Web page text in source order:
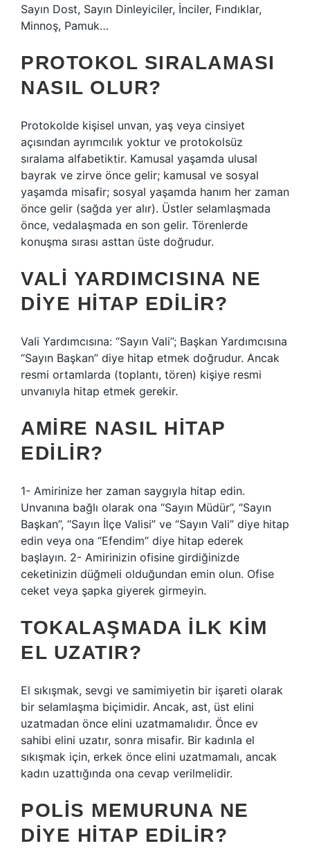
Sayın Dost, Sayın Dinleyiciler, İnciler, Fındıklar,
Minnoş, Pamuk…
PROTOKOL SIRALAMASI
NASIL OLUR?
Protokolde kişisel unvan, yaş veya cinsiyet
açısından ayrımcılık yoktur ve protokolsüz
sıralama alfabetiktir. Kamusal yaşamda ulusal
bayrak ve zirve önce gelir; kamusal ve sosyal
yaşamda misafir; sosyal yaşamda hanım her zaman
önce gelir (sağda yer alır). Üstler selamlaşmada
önce, vedalaşmada en son gelir. Törenlerde
konuşma sırası asttan üste doğrudur.
VALI YARDIMCISINA NE
DIYE HITAP EDILIR?
Vali Yardımcısına: “Sayın Vali”; Başkan Yardımcısına
“Sayın Başkan” diye hitap etmek doğrudur. Ancak
resmi ortamlarda (toplantı, tören) kişiye resmi
unvanıyla hitap etmek gerekir.
AMIRE NASIL HITAP
EDILIR?
1- Amirinize her zaman saygıyla hitap edin.
Unvanına bağlı olarak ona “Sayın Müdür”, “Sayın
Başkan”, “Sayın İlçe Valisi” ve “Sayın Vali” diye hitap
edin veya ona “Efendim” diye hitap ederek
başlayın. 2- Amirinizin ofisine girdiğinizde
ceketinizin düğmeli olduğundan emin olun. Ofise
ceket veya şapka giyerek girmeyin.
TOKALAŞMADA ILK KIM
EL UZATIR?
El sıkışmak, sevgi ve samimiyetin bir işareti olarak
bir selamlaşma biçimidir. Ancak, ast, üst elini
uzatmadan önce elini uzatmamalıdır. Önce ev
sahibi elini uzatır, sonra misafir. Bir kadınla el
sıkışmak için, erkek önce elini uzatmamalı, ancak
kadın uzattığında ona cevap verilmelidir.
POLIS MEMURUNA NE
DIYE HITAP EDILIR?